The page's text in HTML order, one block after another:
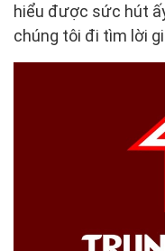
hiểu được sức hút
chúng tôi đi tìm lời